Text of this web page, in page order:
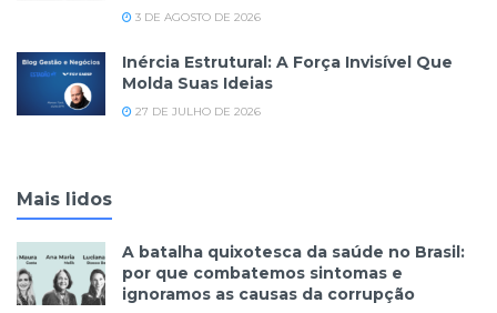
3 DE AGOSTO DE 2026
Inércia Estrutural: A Força Invisível Que
Molda Suas Ideias
27 DE JULHO DE 2026
Mais lidos
A batalha quixotesca da saúde no Brasil:
por que combatemos sintomas e
ignoramos as causas da corrupção